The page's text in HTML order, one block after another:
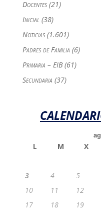
Docentes(21)
Inicial (38)
Noticias(1.601)
Padres de Familia (6)
Primaria – EIB(61)
Secundaria (37)
L M X
3
4 5
10
11 12
17
18 19